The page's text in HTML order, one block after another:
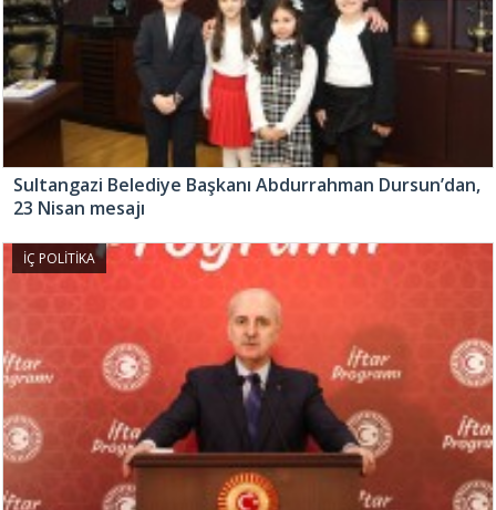
Sultangazi Belediye Başkanı Abdurrahman Dursun’dan,
23 Nisan mesajı
İÇ POLİTİKA